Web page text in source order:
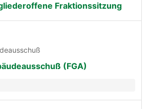
Fraktionssitzung
(FGA)